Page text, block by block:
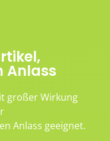
Anlass
großer Wirkung
Anlass geeignet.